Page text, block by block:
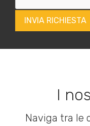
I
Naviga tra le